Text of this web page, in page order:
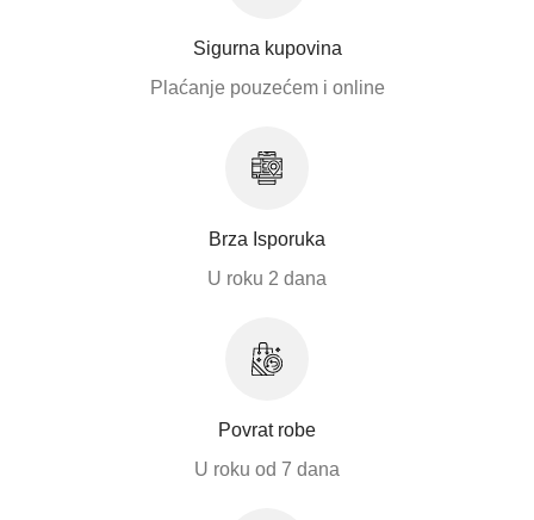
Sigurna kupovina
Plaćanje pouzećem i online
Brza Isporuka
U roku 2 dana
Povrat robe
U roku od 7 dana